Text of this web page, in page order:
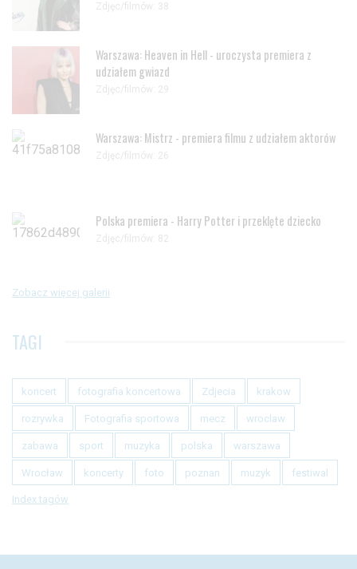
Zdjęc/filmów: 38
Warszawa: Heaven in Hell - uroczysta premiera z
udziałem gwiazd
Zdjęc/filmów: 29
Warszawa: Mistrz - premiera filmu z udziałem aktorów
Zdjęc/filmów: 26
Polska premiera - Harry Potter i przeklęte dziecko
Zdjęc/filmów: 82
Zobacz więcej galerii
TAGI
koncert fotografia koncertowa Zdjecia krakow
rozrywka Fotografia sportowa mecz wroclaw
zabawa sport muzyka polska warszawa
Wrocław koncerty foto poznan muzyk festiwal
Index tagów